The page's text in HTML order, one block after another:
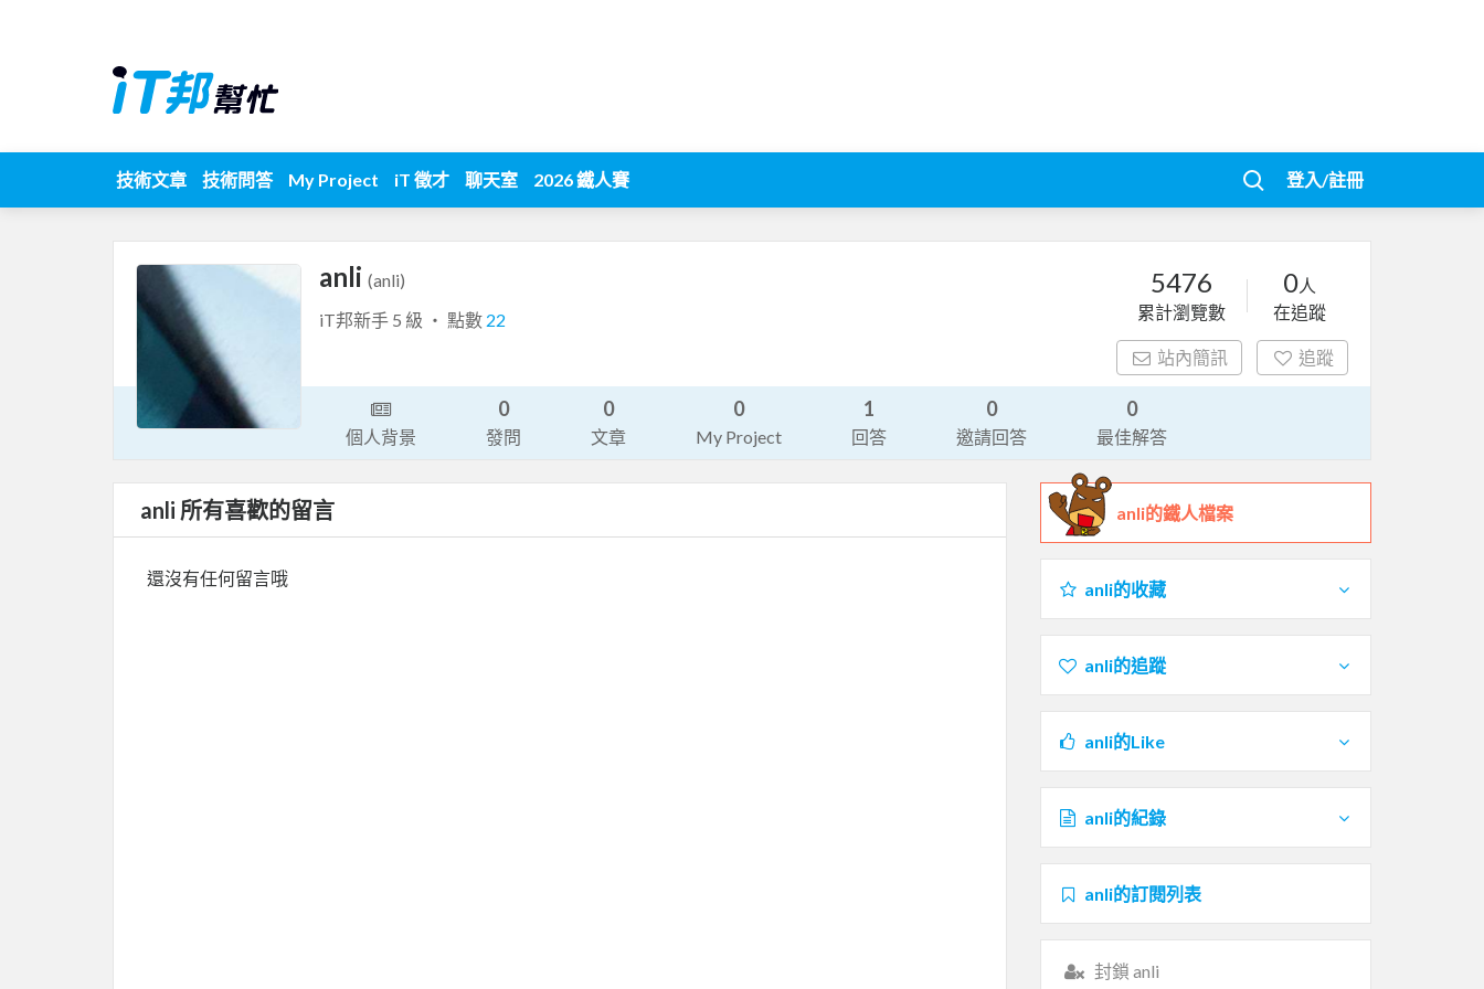
技術文章 技術問答 My Project iT 徵才 聊天室 2026 鐵人賽 登入/註冊
anli (anli)
iT邦新手 5 級 ‧ 點數 22
5476
累計瀏覽數
0人
在追蹤
站內簡訊 追蹤
個人背景
0
發問
0
文章
0
My Project
1
回答
0
邀請回答
0
最佳解答
anli 所有喜歡的留言
還沒有任何留言哦
anli的鐵人檔案
anli的收藏
anli的追蹤
anli的Like
anli的紀錄
anli的訂閱列表
封鎖 anli